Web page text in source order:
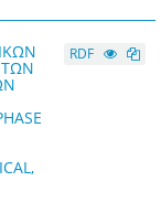
ΤΩΝ
RDF